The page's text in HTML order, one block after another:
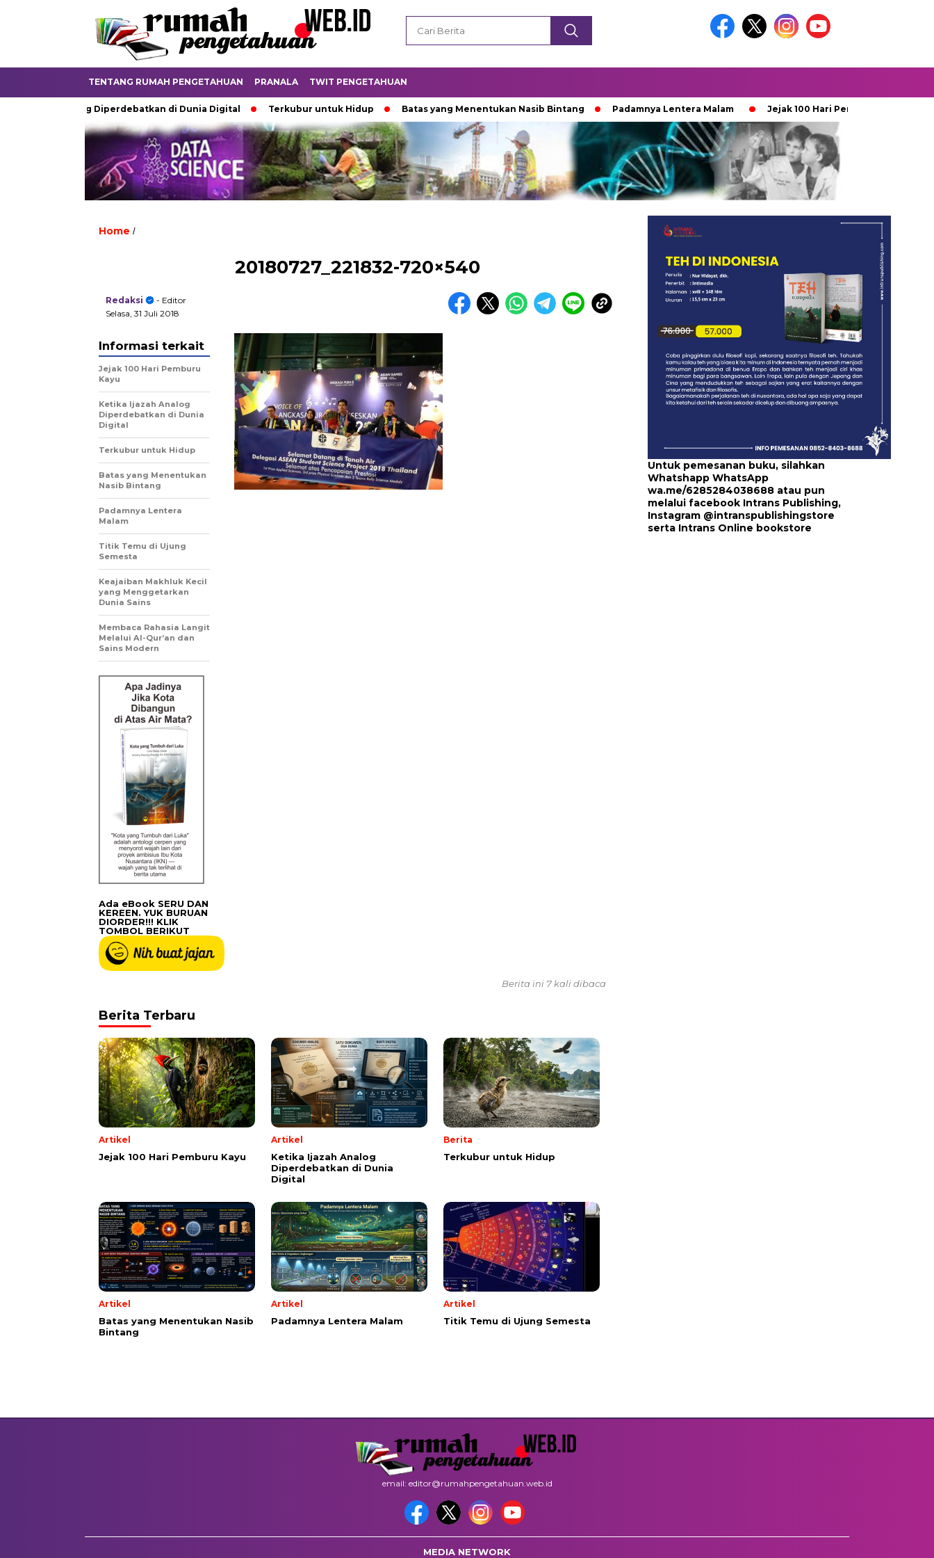
TENTANG RUMAH PENGETAHUAN PRANALA TWIT PENGETAHUAN
Ijazah Analog Diperdebatkan di Dunia Digital Terkubur untuk Hidup Batas yang Menentukan Nasib Bintang Padamnya Lentera Malam Jejak 100 Hari Pemburu Kayu
Home /
20180727_221832-720×540
Redaksi
- Editor
Selasa, 31 Juli 2018
Informasi terkait
Jejak 100 Hari Pemburu
Kayu
Ketika Ijazah Analog
Diperdebatkan di Dunia
Digital
Terkubur untuk Hidup
Batas yang Menentukan
Nasib Bintang
Padamnya Lentera
Malam
Titik Temu di Ujung
Semesta
Keajaiban Makhluk Kecil
yang Menggetarkan
Dunia Sains
Membaca Rahasia Langit
Melalui Al-Qur’an dan
Sains Modern
Ada eBook SERU DAN
KEREEN. YUK BURUAN
DIORDER!!! KLIK
TOMBOL BERIKUT
Berita ini 7 kali dibaca
Berita Terbaru
Artikel
Jejak 100 Hari Pemburu Kayu
Artikel
Ketika Ijazah Analog
Diperdebatkan di Dunia
Digital
Berita
Terkubur untuk Hidup
Artikel
Batas yang Menentukan Nasib
Bintang
Artikel
Padamnya Lentera Malam
Artikel
Titik Temu di Ujung Semesta
Untuk pemesanan buku, silahkan
Whatshapp WhatsApp
wa.me/6285284038688 atau pun
melalui facebook Intrans Publishing,
Instagram @intranspublishingstore
serta Intrans Online bookstore
email: editor@rumahpengetahuan.web.id
MEDIA NETWORK